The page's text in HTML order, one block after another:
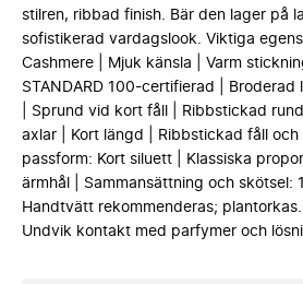
stilren, ribbad finish. Bär den lager på
sofistikerad vardagslook. Viktiga
Cashmere | Mjuk känsla | Varm
STANDARD 100-certifierad |
| Sprund vid kort fåll | Ribbstickad
axlar | Kort längd | Ribbstickad fåll
passform: Kort siluett | Klassiska
ärmhål | Sammansättning och skötsel:
Handtvätt rekommenderas;
Undvik kontakt med parfymer och